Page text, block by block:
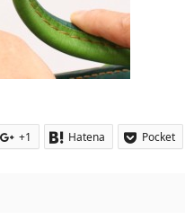
+1 Hatena Pocket